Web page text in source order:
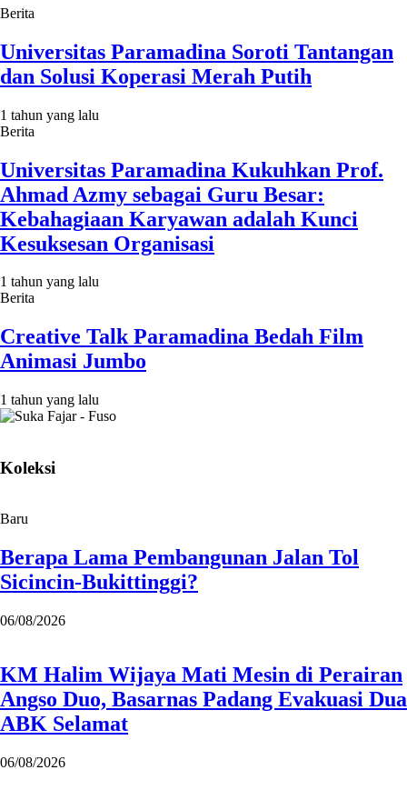
Berita
Universitas Paramadina Soroti Tantangan
dan Solusi Koperasi Merah Putih
1 tahun yang lalu
Berita
Universitas Paramadina Kukuhkan Prof.
Ahmad Azmy sebagai Guru Besar:
Kebahagiaan Karyawan adalah Kunci
Kesuksesan Organisasi
1 tahun yang lalu
Berita
Creative Talk Paramadina Bedah Film
Animasi Jumbo
1 tahun yang lalu
Koleksi
Baru
Berapa Lama Pembangunan Jalan Tol
Sicincin-Bukittinggi?
06/08/2026
KM Halim Wijaya Mati Mesin di Perairan
Angso Duo, Basarnas Padang Evakuasi Dua
ABK Selamat
06/08/2026